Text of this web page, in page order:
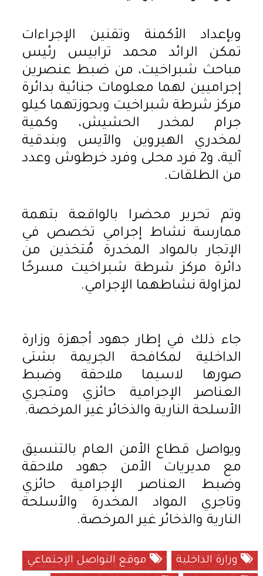
وبإعداد الأكمنة وتقنين الإجراءات
تمكن الرائد محمد ترابيس رئيس
مباحث شبراخيت، من ضبط عنصرين
إجراميين لهما معلومات جنائية بدائرة
مركز شرطة شبراخيت وبحوزتهما كيلو
جرام لمخدر الحشيش، وكمية
لمخدري الهيروين والآيس وبندقية
آلية، و2 فرد محلى وفرد خرطوش وعدد
من الطلقات.
وتم تحرير محضرا بالواقعة بتهمة
ممارسة نشاط إجرامي تخصص في
الإتجار بالمواد المخدرة مُتخذين من
دائرة مركز شرطة شبراخيت مسرحًا
لمزاولة نشاطهما الإجرامي.
جاء ذلك في إطار جهود أجهزة وزارة
الداخلية لمكافحة الجريمة بشتى
صورها لاسيما ملاحقة وضبط
العناصر الإجرامية حائزي ومتجري
الأسلحة النارية والذخائر غير المرخصة.
ويواصل قطاع الأمن العام بالتنسيق
مع مديريات الأمن جهود ملاحقة
وضبط العناصر الإجرامية حائزي
وتاجري المواد المخدرة والأسلحة
النارية والذخائر غير المرخصة.
وزارة الداخلية
موقع التواصل الإجتماعي